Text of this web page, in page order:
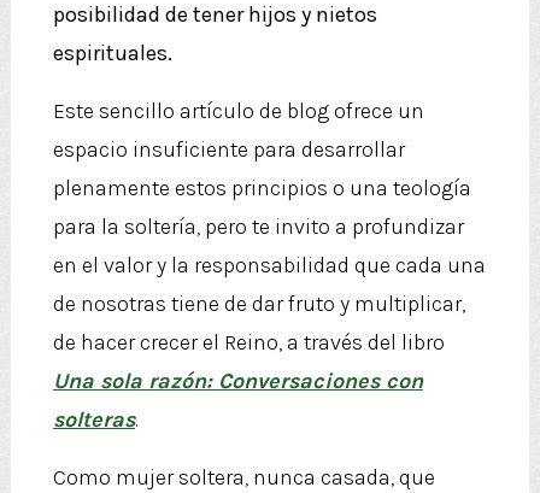
posibilidad de tener hijos y nietos
espirituales.
Este sencillo artículo de blog ofrece un
espacio insuficiente para desarrollar
plenamente estos principios o una teología
para la soltería, pero te invito a profundizar
en el valor y la responsabilidad que cada una
de nosotras tiene de dar fruto y multiplicar,
de hacer crecer el Reino, a través del libro
Una sola razón: Conversaciones con
solteras.
Como mujer soltera, nunca casada, que